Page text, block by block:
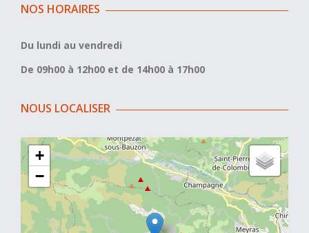
NOS HORAIRES
Du lundi au vendredi
De 09h00 à 12h00 et de 14h00 à 17h00
NOUS LOCALISER
+
−